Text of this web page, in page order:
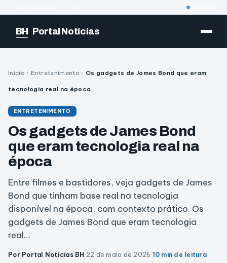
BH Portal Notícias
Início › Entretenimento › Os gadgets de James Bond que eram
tecnologia real na época
ENTRETENIMENTO
Os gadgets de James Bond
que eram tecnologia real na
época
Entre filmes e bastidores, veja gadgets de James
Bond que tinham base real na tecnologia
disponível na época, com contexto prático. Os
gadgets de James Bond que eram tecnologia
real…
Por Portal Notícias BH·22 de maio de 2026·10 min de leitura